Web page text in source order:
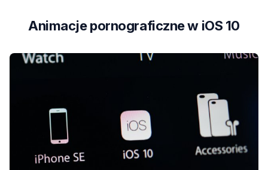
Animacje pornograficzne w iOS 10